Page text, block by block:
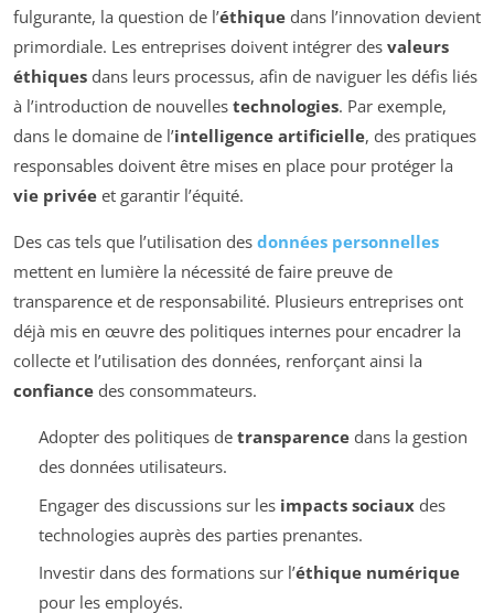
fulgurante, la question de l’éthique dans l’innovation devient
primordiale. Les entreprises doivent intégrer des valeurs
éthiques dans leurs processus, afin de naviguer les défis liés
à l’introduction de nouvelles technologies. Par exemple,
dans le domaine de l’intelligence artificielle, des pratiques
responsables doivent être mises en place pour protéger la
vie privée et garantir l’équité.
Des cas tels que l’utilisation des données personnelles
mettent en lumière la nécessité de faire preuve de
transparence et de responsabilité. Plusieurs entreprises ont
déjà mis en œuvre des politiques internes pour encadrer la
collecte et l’utilisation des données, renforçant ainsi la
confiance des consommateurs.
Adopter des politiques de transparencedans la gestion
des données utilisateurs.
Engager des discussions sur les impacts sociauxdes
technologies auprès des parties prenantes.
Investir dans des formations sur l’éthique numérique
pour les employés.